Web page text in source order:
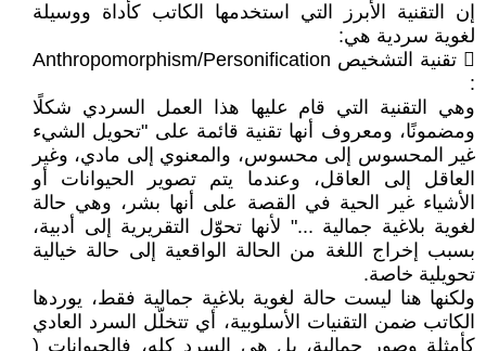
إن التقنية الأبرز التي استخدمها الكاتب كأداة ووسيلة
لغوية سردية هي:
 تقنية التشخيص Anthropomorphism/Personification
:
وهي التقنية التي قام عليها هذا العمل السردي شكلًا
ومضمونًا، ومعروف أنها تقنية قائمة على "تحويل الشيء
غير المحسوس إلى محسوس، والمعنوي إلى مادي، وغير
العاقل إلى العاقل، وعندما يتم تصوير الحيوانات أو
الأشياء غير الحية في القصة على أنها بشر، وهي حالة
لغوية بلاغية جمالية ..." لأنها تحوّل التقريرية إلى أدبية،
بسبب إخراج اللغة من الحالة الواقعية إلى حالة خيالية
تحويلية خاصة.
ولكنها هنا ليست حالة لغوية بلاغية جمالية فقط، يوردها
الكاتب ضمن التقنيات الأسلوبية، أي تتخلّل السرد العادي
كأمثلة وصور جمالية، بل هي السرد كله، فالحيوانات (